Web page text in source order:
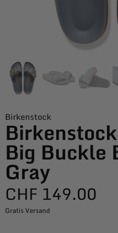
Birkenstock
Big Buckle
Gray
CHF 149.00
Gratis Versand